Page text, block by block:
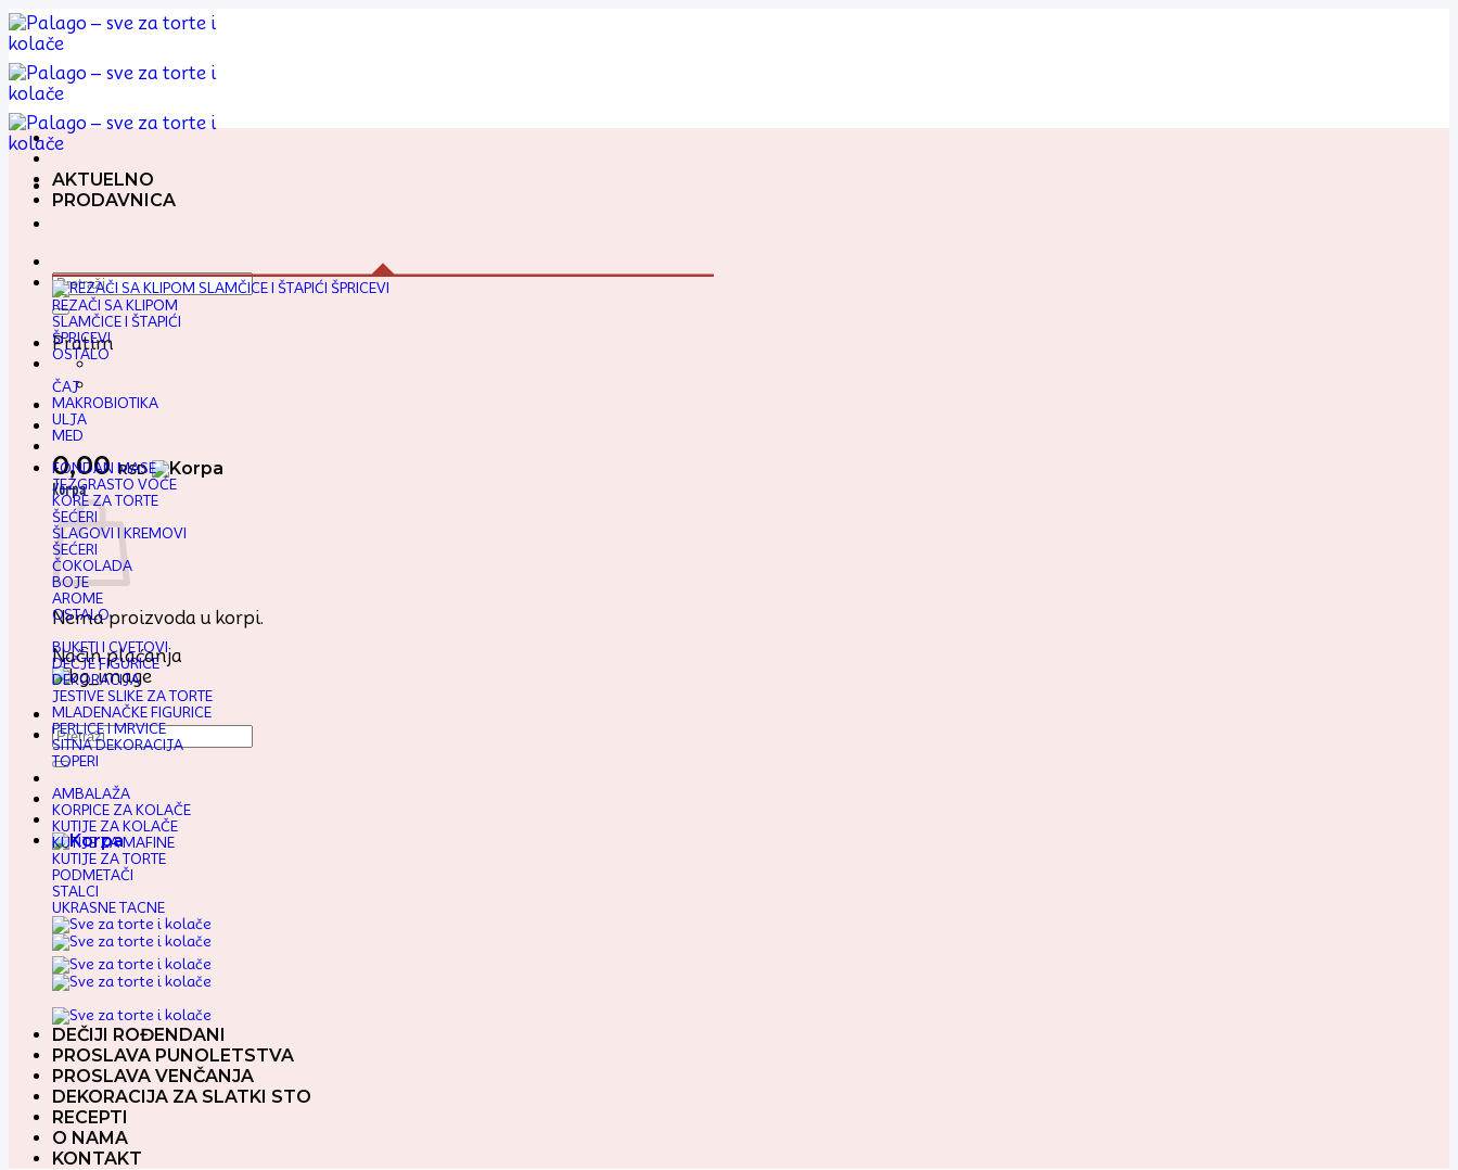
Preskoči
na
sadržaj
Pretraga
za:
Pratim
0,00RSD
Korpa
Nema proizvoda u korpi.
Način plaćanja
Pretraga
za:
AKTUELNO
PRODAVNICA
REZAČI SA KLIPOM
SLAMČICE I ŠTAPIĆI
ŠPRICEVI
OSTALO
ČAJ
MAKROBIOTIKA
ULJA
MED
FONDAN MASE
JEZGRASTO VOĆE
KORE ZA TORTE
ŠEĆERI
ŠLAGOVI I KREMOVI
ŠEĆERI
ČOKOLADA
BOJE
AROME
OSTALO
BUKETI I CVETOVI
DEČJE FIGURICE
DEKORACIJA
JESTIVE SLIKE ZA TORTE
MLADENAČKE FIGURICE
PERLICE I MRVICE
SITNA DEKORACIJA
TOPERI
AMBALAŽA
KORPICE ZA KOLAČE
KUTIJE ZA KOLAČE
KUTIJE ZA MAFINE
KUTIJE ZA TORTE
PODMETAČI
STALCI
UKRASNE TACNE
DEČIJI ROĐENDANI
PROSLAVA PUNOLETSTVA
PROSLAVA VENČANJA
DEKORACIJA ZA SLATKI STO
RECEPTI
O NAMA
KONTAKT